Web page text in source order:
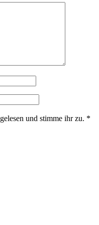
gelesen und stimme ihr zu. *